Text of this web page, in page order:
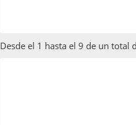
Desde el 1 hasta el 9 de un total